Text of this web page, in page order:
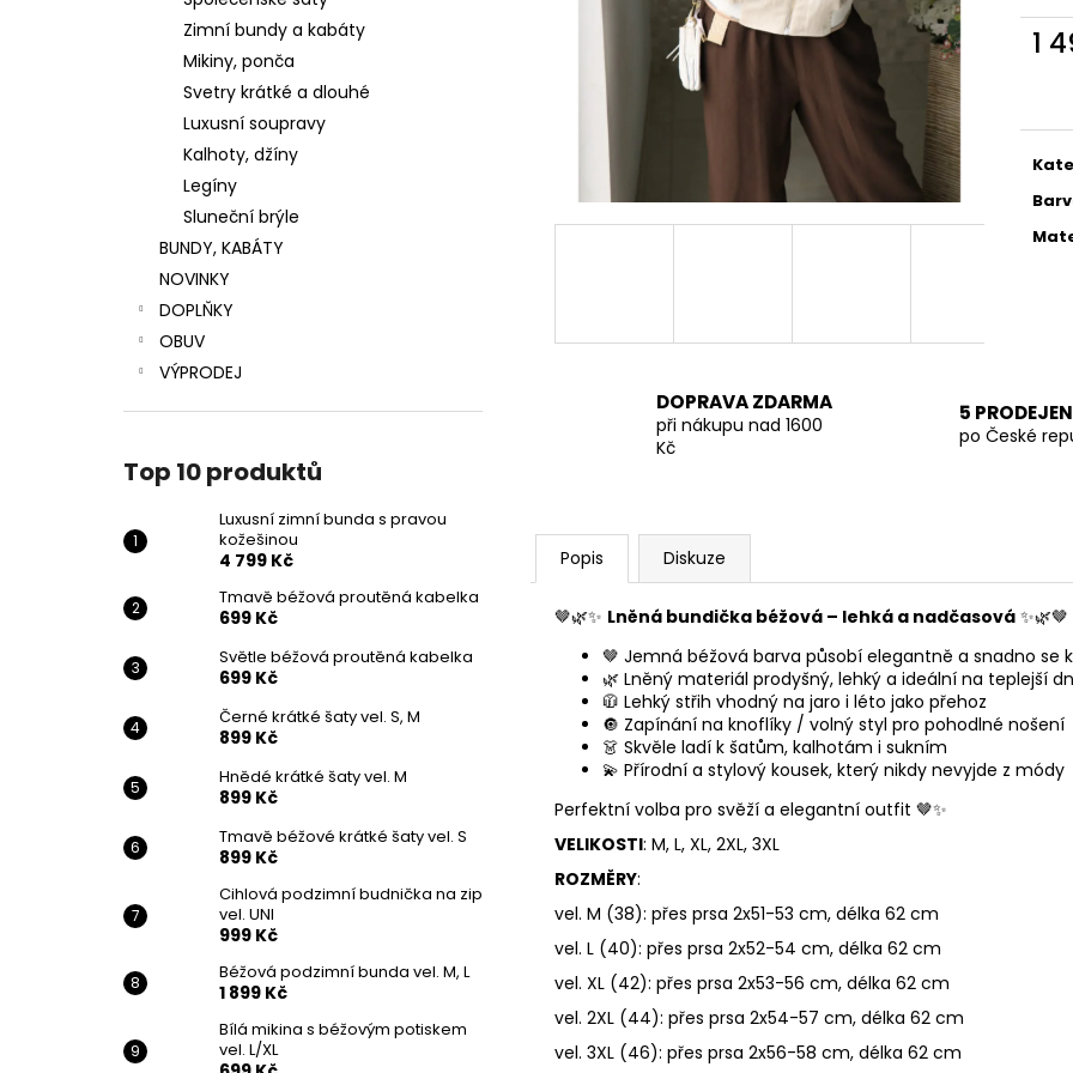
Zimní bundy a kabáty
Mikiny, ponča
Svetry krátké a dlouhé
Luxusní soupravy
Kalhoty, džíny
Legíny
Sluneční brýle
BUNDY, KABÁTY
NOVINKY
DOPLŇKY
OBUV
VÝPRODEJ
Top 10 produktů
Luxusní zimní bunda s pravou
kožešinou
4 799 Kč
Tmavě béžová proutěná kabelka
699 Kč
Světle béžová proutěná kabelka
699 Kč
Černé krátké šaty vel. S, M
899 Kč
Hnědé krátké šaty vel. M
899 Kč
Tmavě béžové krátké šaty vel. S
899 Kč
Cihlová podzimní budnička na zip
vel. UNI
999 Kč
Béžová podzimní bunda vel. M, L
1 899 Kč
Bílá mikina s béžovým potiskem
vel. L/XL
1
DOPRAVA ZDARMA
při nákupu nad 1600
Kč
5 PRODEJEN
po České
Popis Diskuze
🤎🌿✨ Lněná bundička béžová – lehká a nadčasová ✨🌿🤎
🤎 Jemná béžová barva působí elegantně a snadno se
🌿 Lněný materiál prodyšný, lehký a ideální na teplejší
🧥 Lehký střih vhodný na jaro i léto jako přehoz
🔘 Zapínání na knoflíky / volný styl pro pohodlné nošení
👗 Skvěle ladí k šatům, kalhotám i sukním
💫 Přírodní a stylový kousek, který nikdy nevyjde z módy
Perfektní volba pro svěží a elegantní outfit 🤎✨
VELIKOSTI: M, L, XL, 2XL, 3XL
ROZMĚRY:
vel. M (38): přes prsa 2x51-53 cm, délka 62 cm
vel. L (40): přes prsa 2x52-54 cm, délka 62 cm
vel. XL (42): přes prsa 2x53-56 cm, délka 62 cm
vel. 2XL (44): přes prsa 2x54-57 cm, délka 62 cm
vel. 3XL (46): přes prsa 2x56-58 cm, délka 62 cm
LUXUSNÍ ZIMNÍ BUNDA S PRAVOU
KOŽEŠINOU
4 799 Kč
5 999 Kč
TMAVĚ BÉŽOVÁ PROUTĚNÁ KABELKA
SVĚTLE BÉŽOVÁ
699 Kč